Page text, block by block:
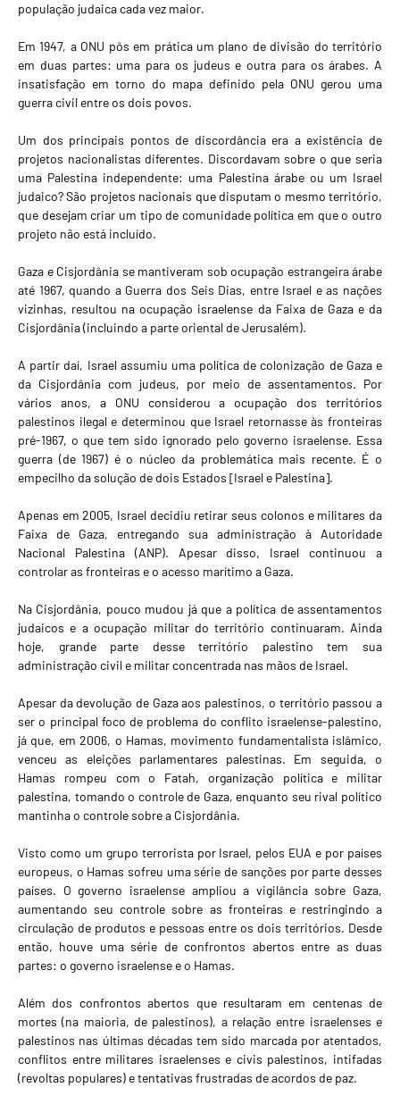
população judaica cada vez maior.
Em 1947, a ONU pôs em prática um plano de divisão do território
em duas partes: uma para os judeus e outra para os árabes. A
insatisfação em torno do mapa definido pela ONU gerou uma
guerra civil entre os dois povos.
Um dos principais pontos de discordância era a existência de
projetos nacionalistas diferentes. Discordavam sobre o que seria
uma Palestina independente: uma Palestina árabe ou um Israel
judaico? São projetos nacionais que disputam o mesmo território,
que desejam criar um tipo de comunidade política em que o outro
projeto não está incluído.
Gaza e Cisjordânia se mantiveram sob ocupação estrangeira árabe
até 1967, quando a Guerra dos Seis Dias, entre Israel e as nações
vizinhas, resultou na ocupação israelense da Faixa de Gaza e da
Cisjordânia (incluindo a parte oriental de Jerusalém).
A partir daí, Israel assumiu uma política de colonização de Gaza e
da Cisjordânia com judeus, por meio de assentamentos. Por
vários anos, a ONU considerou a ocupação dos territórios
palestinos ilegal e determinou que Israel retornasse às fronteiras
pré-1967, o que tem sido ignorado pelo governo israelense. Essa
guerra (de 1967) é o núcleo da problemática mais recente. É o
empecilho da solução de dois Estados [Israel e Palestina].
Apenas em 2005, Israel decidiu retirar seus colonos e militares da
Faixa de Gaza, entregando sua administração à Autoridade
Nacional Palestina (ANP). Apesar disso, Israel continuou a
controlar as fronteiras e o acesso marítimo a Gaza.
Na Cisjordânia, pouco mudou já que a política de assentamentos
judaicos e a ocupação militar do território continuaram. Ainda
hoje, grande parte desse território palestino tem sua
administração civil e militar concentrada nas mãos de Israel.
Apesar da devolução de Gaza aos palestinos, o território passou a
ser o principal foco de problema do conflito israelense-palestino,
já que, em 2006, o Hamas, movimento fundamentalista islâmico,
venceu as eleições parlamentares palestinas. Em seguida, o
Hamas rompeu com o Fatah, organização política e militar
palestina, tomando o controle de Gaza, enquanto seu rival político
mantinha o controle sobre a Cisjordânia.
Visto como um grupo terrorista por Israel, pelos EUA e por países
europeus, o Hamas sofreu uma série de sanções por parte desses
países. O governo israelense ampliou a vigilância sobre Gaza,
aumentando seu controle sobre as fronteiras e restringindo a
circulação de produtos e pessoas entre os dois territórios. Desde
então, houve uma série de confrontos abertos entre as duas
partes: o governo israelense e o Hamas.
Além dos confrontos abertos que resultaram em centenas de
mortes (na maioria, de palestinos), a relação entre israelenses e
palestinos nas últimas décadas tem sido marcada por atentados,
conflitos entre militares israelenses e civis palestinos, intifadas
(revoltas populares) e tentativas frustradas de acordos de paz.